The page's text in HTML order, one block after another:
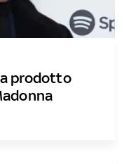
prodotto